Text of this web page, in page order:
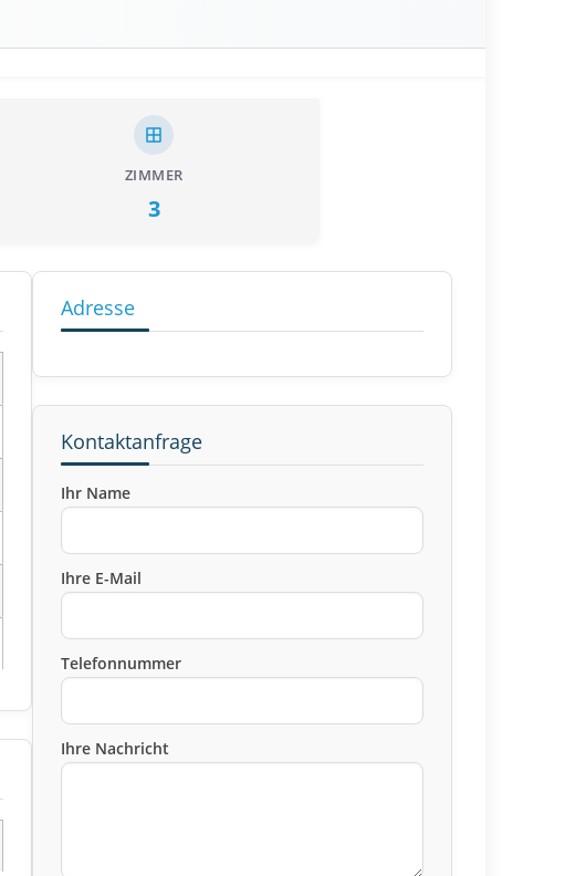
ZIMMER
3
Adresse
Kontaktanfrage
Ihr Name
Ihre E-Mail
Telefonnummer
Ihre Nachricht